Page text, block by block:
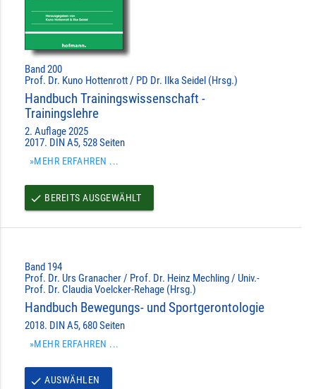
Band 200
Prof. Dr. Kuno Hottenrott / PD Dr. Ilka Seidel (Hrsg.)
Handbuch Trainingswissenschaft -
Trainingslehre
2. Auflage 2025
2017. DIN A5, 528 Seiten
»MEHR ERFAHREN ...
done BEREITS AUSGEWÄHLT
Band 194
Prof. Dr. Urs Granacher / Prof. Dr. Heinz Mechling / Univ.-
Prof. Dr. Claudia Voelcker-Rehage (Hrsg.)
Handbuch Bewegungs- und Sportgerontologie
2018. DIN A5, 680 Seiten
»MEHR ERFAHREN ...
done AUSWÄHLEN